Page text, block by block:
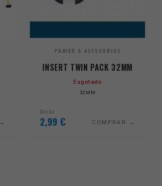
PANIER & ACESSÓRIOS
INSERT TWIN PACK 32MM
Esgotado
32MM
Desde
2,99 € COMPRAR